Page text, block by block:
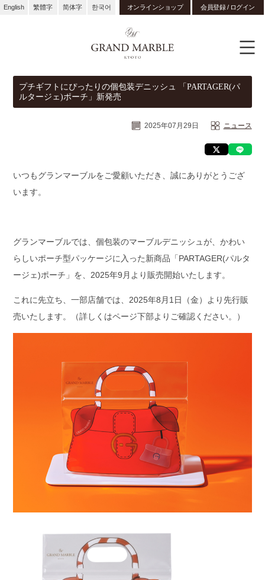
English 繁體字 简体字 한국어 オンラインショップ 会員登録 / ログイン
プチギフトにぴったりの個包装デニッシュ 「PARTAGER(パ
ルタージェ)ポーチ」新発売
2025年07月29日 ニュース
いつもグランマーブルをご愛顧いただき、誠にありがとうござ
います。
グランマーブルでは、個包装のマーブルデニッシュが、かわい
らしいポーチ型パッケージに入った新商品「PARTAGER(パルタ
ージェ)ポーチ」を、2025年9月より販売開始いたします。
これに先立ち、一部店舗では、2025年8月1日（金）より先行販
売いたします。（詳しくはページ下部よりご確認ください。）